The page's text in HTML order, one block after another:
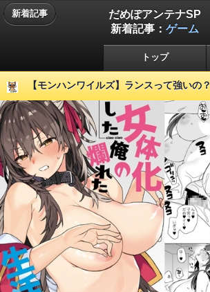
新着記事
だめぽアンテナSP
新着記事： ゲーム
トップ
【モンハンワイルズ】ランスって強いの？